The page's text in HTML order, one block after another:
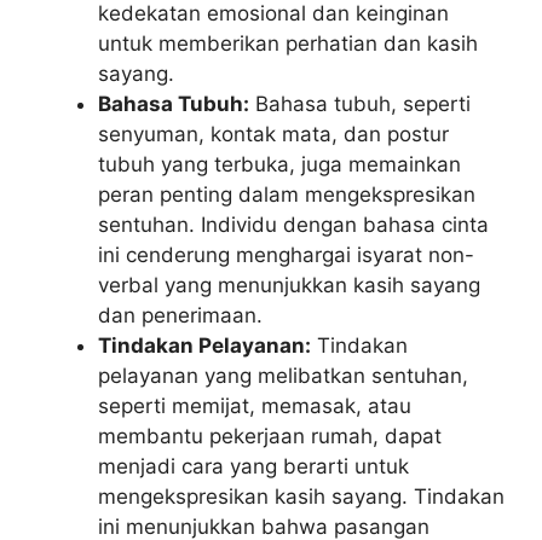
kedekatan emosional dan keinginan
untuk memberikan perhatian dan kasih
sayang.
Bahasa Tubuh: Bahasa tubuh, seperti
senyuman, kontak mata, dan postur
tubuh yang terbuka, juga memainkan
peran penting dalam mengekspresikan
sentuhan. Individu dengan bahasa cinta
ini cenderung menghargai isyarat non-
verbal yang menunjukkan kasih sayang
dan penerimaan.
Tindakan Pelayanan: Tindakan
pelayanan yang melibatkan sentuhan,
seperti memijat, memasak, atau
membantu pekerjaan rumah, dapat
menjadi cara yang berarti untuk
mengekspresikan kasih sayang. Tindakan
ini menunjukkan bahwa pasangan